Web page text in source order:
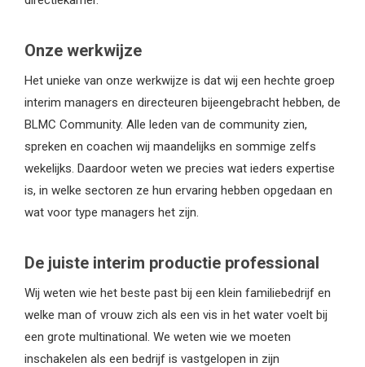
Onze werkwijze
Het unieke van onze werkwijze is dat wij een hechte groep
interim managers en directeuren bijeengebracht hebben, de
BLMC Community. Alle leden van de community zien,
spreken en coachen wij maandelijks en sommige zelfs
wekelijks. Daardoor weten we precies wat ieders expertise
is, in welke sectoren ze hun ervaring hebben opgedaan en
wat voor type managers het zijn.
De juiste interim productie professional
Wij weten wie het beste past bij een klein familiebedrijf en
welke man of vrouw zich als een vis in het water voelt bij
een grote multinational. We weten wie we moeten
inschakelen als een bedrijf is vastgelopen in zijn